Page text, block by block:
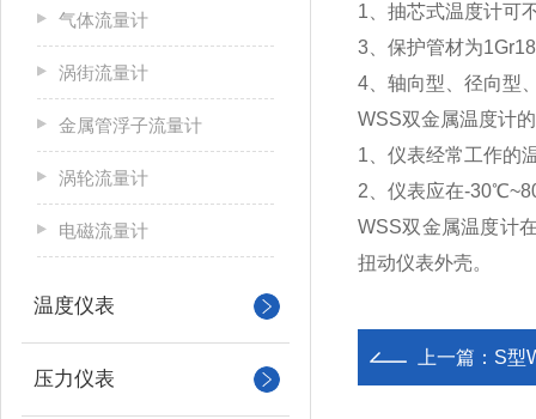
气体流量计
涡街流量计
金属管浮子流量计
涡轮流量计
电磁流量计
温度仪表
压力仪表
1、抽芯式温度计可
3、保护管材为
4、轴向型、径向型
WSS双金属温度计
1、仪表经常工作的
2、仪表应在-
WSS双金属温度计
扭动仪表外壳。
上一篇： S型